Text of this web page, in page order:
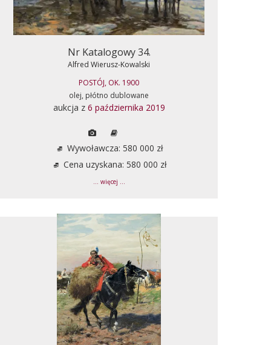
Nr Katalogowy 34.
Alfred Wierusz-Kowalski
POSTÓJ, OK. 1900
olej, płótno dublowane
aukcja z 6 października 2019
Wywoławcza: 580 000 zł
Cena uzyskana: 580 000 zł
... więcej ...